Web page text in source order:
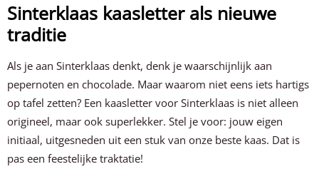
Sinterklaas kaasletter als nieuwe
traditie
Als je aan Sinterklaas denkt, denk je waarschijnlijk aan
pepernoten en chocolade. Maar waarom niet eens iets hartigs
op tafel zetten? Een kaasletter voor Sinterklaas is niet alleen
origineel, maar ook superlekker. Stel je voor: jouw eigen
initiaal, uitgesneden uit een stuk van onze beste kaas. Dat is
pas een feestelijke traktatie!